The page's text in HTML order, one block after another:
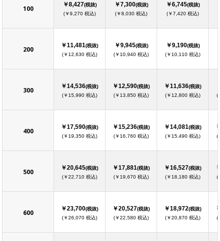
100
￥8,427(税抜)
(￥9,270 税込)
￥7,300(税抜)
(￥8,030 税込)
￥6,745(税抜)
(￥7,420 税込)
200
￥11,481(税抜)
(￥12,630 税込)
￥9,945(税抜)
(￥10,940 税込)
￥9,190(税抜)
(￥10,110 税込)
300
￥14,536(税抜)
(￥15,990 税込)
￥12,590(税抜)
(￥13,850 税込)
￥11,636(税抜)
(￥12,800 税込)
(
400
￥17,590(税抜)
(￥19,350 税込)
￥15,236(税抜)
(￥16,760 税込)
￥14,081(税抜)
(￥15,490 税込)
(
500
￥20,645(税抜)
(￥22,710 税込)
￥17,881(税抜)
(￥19,670 税込)
￥16,527(税抜)
(￥18,180 税込)
(
600
￥23,700(税抜)
(￥26,070 税込)
￥20,527(税抜)
(￥22,580 税込)
￥18,972(税抜)
(￥20,870 税込)
(